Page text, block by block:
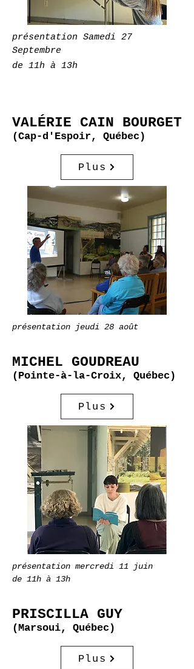
présentation Samedi 27
Septembre
de 11h à 13h
VALÉRIE CAIN BOURGET
(Cap-d'Espoir, Québec)
Plus
présentation jeudi 28 août
MICHEL GOUDREAU
(Pointe-à-la-Croix, Québec)
Plus
présentation mercredi 11 juin
de 11h à 13h
PRISCILLA GUY
(Marsoui, Québec)
Plus